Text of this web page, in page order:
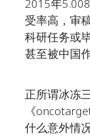
2015年
受率高，审
科研任务或
甚至被中国
正所谓冰冻
《
什么意外情